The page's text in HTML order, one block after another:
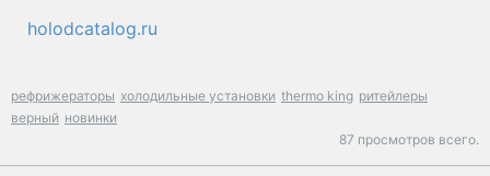
holodcatalog.ru
рефрижераторы холодильные установки thermo king ритейлеры
верный новинки
87 просмотров всего.